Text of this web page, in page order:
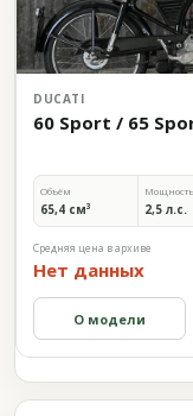
DUCATI
60 Sport / 65
Объём
65,4 см³
Мощность
2,5 л.с.
Средняя цена в архиве
Нет данных
О модели